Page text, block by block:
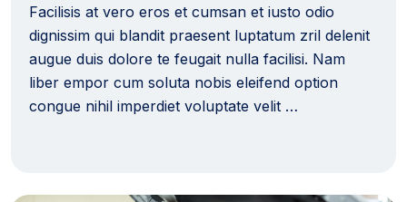
Facilisis at vero eros et cumsan et iusto odio
dignissim qui blandit praesent luptatum zril delenit
augue duis dolore te feugait nulla facilisi. Nam
liber empor cum soluta nobis eleifend option
congue nihil imperdiet voluptate velit …